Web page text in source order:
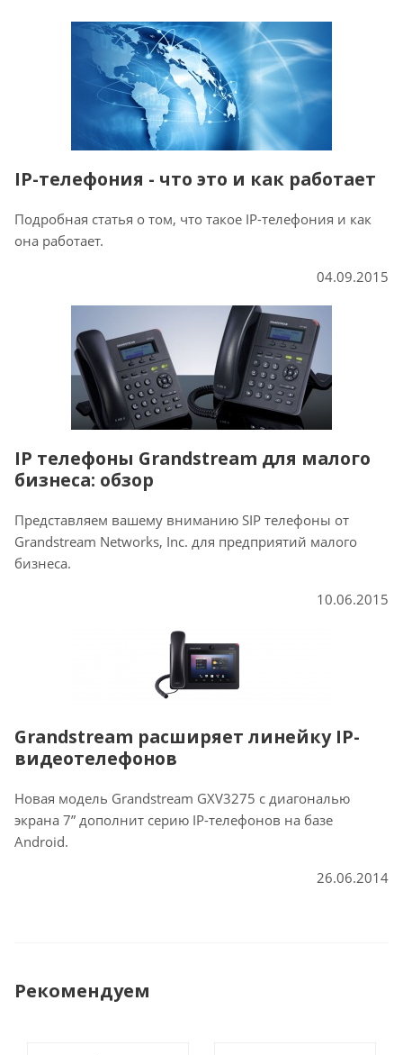
IP-телефония - что это и как работает
Подробная статья о том, что такое IP-телефония и как
она работает.
04.09.2015
IP телефоны Grandstream для малого
бизнеса: обзор
Представляем вашему вниманию SIP телефоны от
Grandstream Networks, Inc. для предприятий малого
бизнеса.
10.06.2015
Grandstream расширяет линейку IP-
видеотелефонов
Новая модель Grandstream GXV3275 с диагональю
экрана 7” дополнит серию IP-телефонов на базе
Android.
26.06.2014
Рекомендуем